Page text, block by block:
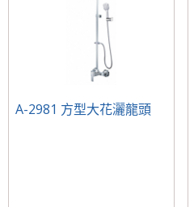
A-2981 方型大花灑龍頭